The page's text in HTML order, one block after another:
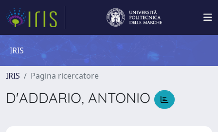
IRIS
IRIS Pagina ricercatore
D'ADDARIO, ANTONIO